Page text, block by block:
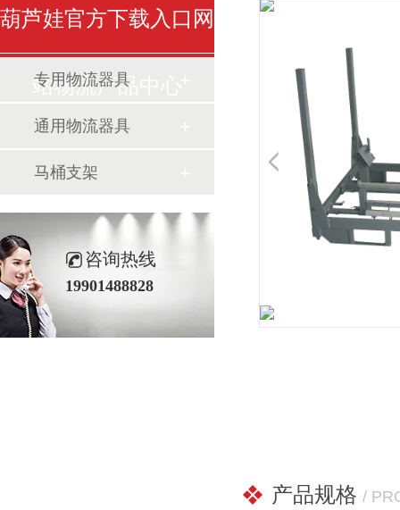
产品规格 /
葫芦娃官方下载入口网
站物流产品中心
专用物流器具
通用物流器具
马桶支架
咨询热线
19901488828